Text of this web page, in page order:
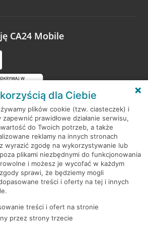
CA24 Mobile
dla Ciebie
plików cookie (tzw. ciasteczek) i
prawidłowe działanie serwisu,
do Twoich potrzeb, a także
reklamy na innych stronach
wyrazić zgodę na wykorzystywanie lub
plikami niezbędnymi do funkcjonowania
i możesz je wycofać w każdym
sprawi, że będziemy mogli
treści i oferty na tej i innych
treści i ofert na stronie
przez strony trzecie